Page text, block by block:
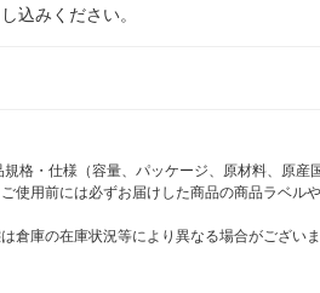
込みください。
格・仕様（容量、パッケージ、原材料、原産
使用前には必ずお届けした商品の商品ラベル
倉庫の在庫状況等により異なる場合がござい